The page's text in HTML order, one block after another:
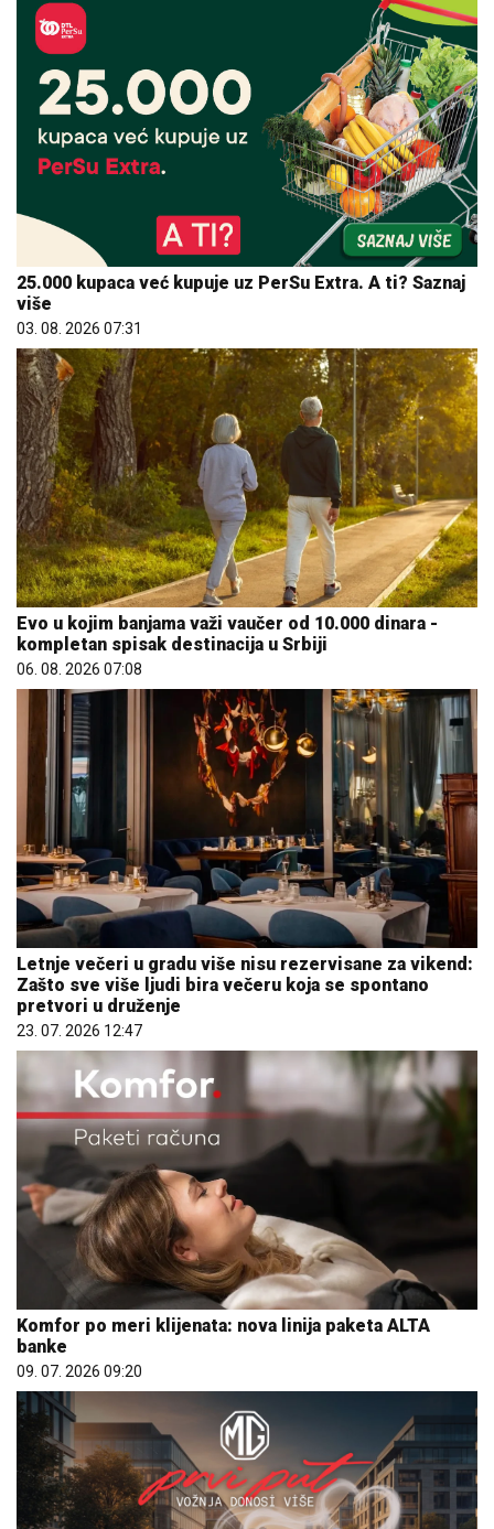
25.000 kupaca već kupuje uz PerSu Extra. A ti? Saznaj
više
03. 08. 2026 07:31
Evo u kojim banjama važi vaučer od 10.000 dinara -
kompletan spisak destinacija u Srbiji
06. 08. 2026 07:08
Letnje večeri u gradu više nisu rezervisane za vikend:
Zašto sve više ljudi bira večeru koja se spontano
pretvori u druženje
23. 07. 2026 12:47
Komfor po meri klijenata: nova linija paketa ALTA
banke
09. 07. 2026 09:20